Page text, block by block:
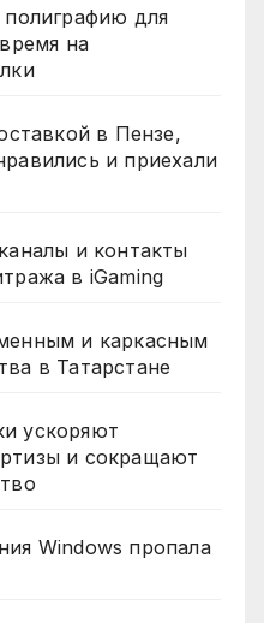
полиграфию для
на
в Пензе,
и приехали
и контакты
в iGaming
и каркасным
в Татарстане
ускоряют
и сокращают
Windows пропала